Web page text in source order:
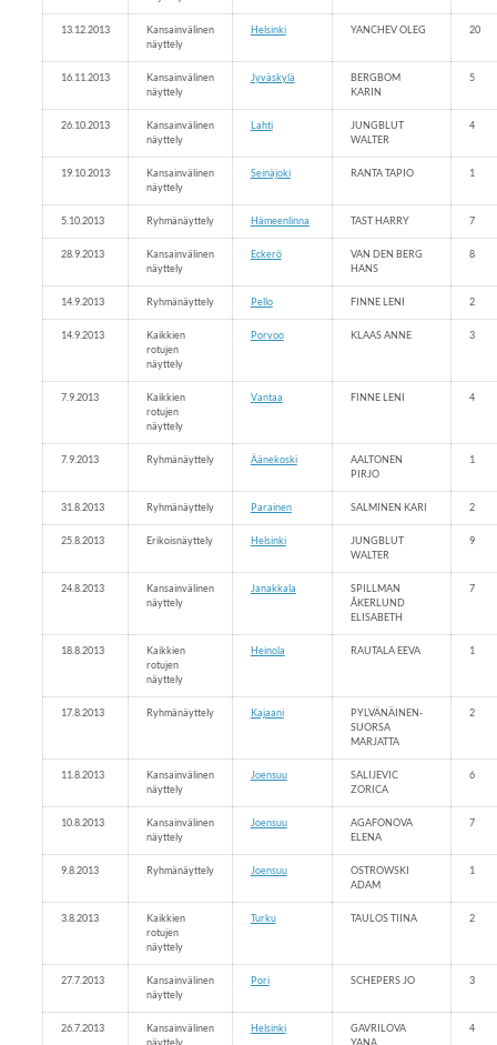
13.12.2013
Kansainvälinen
näyttely
Helsinki YANCHEV OLEG 20
16.11.2013
Kansainvälinen
näyttely
Jyväskylä
BERGBOM
KARIN
5
26.10.2013
Kansainvälinen
näyttely
Lahti
JUNGBLUT
WALTER
4
19.10.2013
Kansainvälinen
näyttely
Seinäjoki RANTA TAPIO 1
5.10.2013 Ryhmänäyttely Hämeenlinna TAST HARRY 7
28.9.2013
Kansainvälinen
näyttely
Eckerö
VAN DEN BERG
HANS
8
14.9.2013 Ryhmänäyttely Pello FINNE LENI 2
14.9.2013
Kaikkien
rotujen
näyttely
Porvoo KLAAS ANNE 3
7.9.2013
Kaikkien
rotujen
näyttely
Vantaa FINNE LENI 4
7.9.2013 Ryhmänäyttely Äänekoski
AALTONEN
PIRJO
1
31.8.2013 Ryhmänäyttely Parainen SALMINEN KARI 2
25.8.2013 Erikoisnäyttely Helsinki
JUNGBLUT
WALTER
9
24.8.2013
Kansainvälinen
näyttely
Janakkala
SPILLMAN
ÅKERLUND
ELISABETH
7
18.8.2013
Kaikkien
rotujen
näyttely
Heinola RAUTALA EEVA 1
17.8.2013 Ryhmänäyttely Kajaani
PYLVÄNÄINEN-
SUORSA
MARJATTA
2
11.8.2013
Kansainvälinen
näyttely
Joensuu
SALIJEVIC
ZORICA
6
10.8.2013
Kansainvälinen
näyttely
Joensuu
AGAFONOVA
ELENA
7
9.8.2013 Ryhmänäyttely Joensuu
OSTROWSKI
ADAM
1
3.8.2013
Kaikkien
rotujen
näyttely
Turku TAULOS TIINA 2
27.7.2013
Kansainvälinen
näyttely
Pori SCHEPERS JO 3
26.7.2013
Kansainvälinen
Helsinki
GAVRILOVA
4